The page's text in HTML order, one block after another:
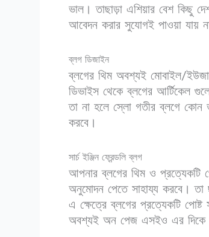
ভাল। তাছাড়া এশিয়ার বেশ কিছু
আবেদন করার সুযোগই পাওয়া যায়
ব্লগ ডিজাইন
ব্লগের থিম অবশ্যই মোবাইল/
ডিভাইস থেকে ব্লগের আর্টিকেল
তা না হলে স্লো গতীর ব্লগে কোন
করবে।
সার্চ ইঞ্জিন ফ্রেন্ডলি ব্লগ
আপনার ব্লগের থিম ও প্রত্যেকটি
অনুমোদন পেতে সাহায্য করবে। তা
এ ক্ষেত্রে ব্লগের প্রত্যেকটি
অবশ্যই অন পেজ এসইও এর দিকে